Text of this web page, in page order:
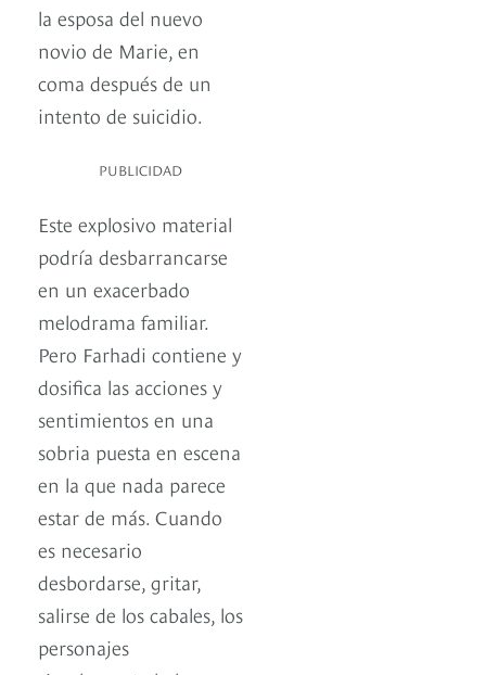
la esposa del nuevo
novio de Marie, en
coma después de un
intento de suicidio.
PUBLICIDAD
Este explosivo material
podría desbarrancarse
en un exacerbado
melodrama familiar.
Pero Farhadi contiene y
dosifica las acciones y
sentimientos en una
sobria puesta en escena
en la que nada parece
estar de más. Cuando
es necesario
desbordarse, gritar,
salirse de los cabales, los
personajes